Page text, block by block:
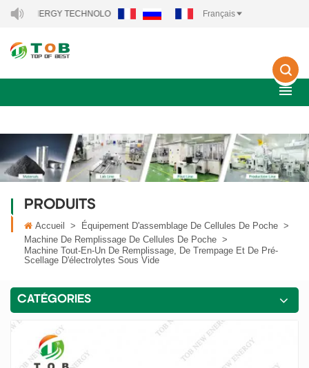
TECHNOLOGY CO., LTD.. Français
PRODUITS
Accueil > Équipement D'assemblage De Cellules De Poche >
Machine De Remplissage De Cellules De Poche >
Machine Tout-En-Un De Remplissage, De Trempage Et De Pré-
Scellage D'électrolytes Sous Vide
CATÉGORIES